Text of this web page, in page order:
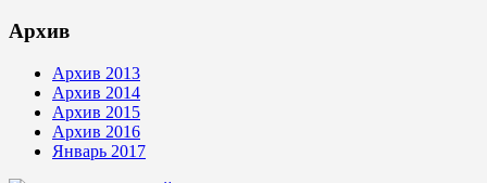
Архив
Архив 2013
Архив 2014
Архив 2015
Архив 2016
Январь 2017